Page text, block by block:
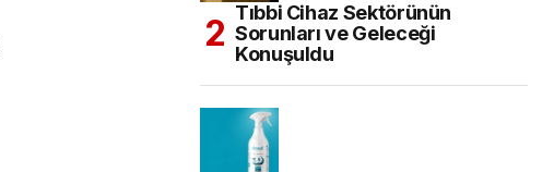
Tıbbi Cihaz Sektörünün
Sorunları ve Geleceği
Konuşuldu